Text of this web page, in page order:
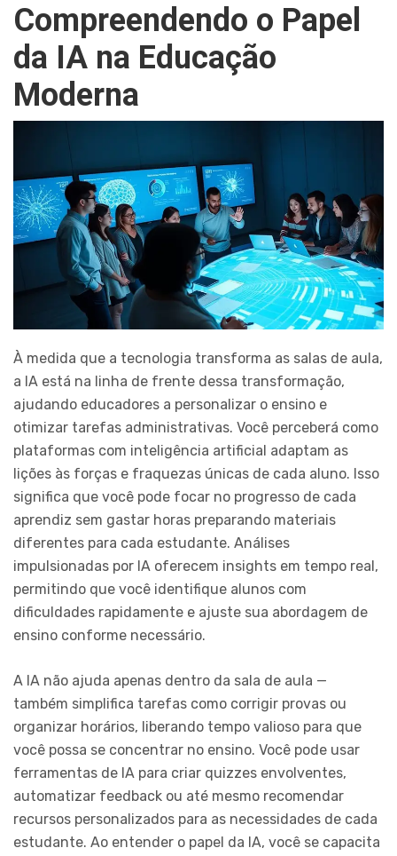
Compreendendo o Papel
da IA na Educação
Moderna
À medida que a tecnologia transforma as salas de aula,
a IA está na linha de frente dessa transformação,
ajudando educadores a personalizar o ensino e
otimizar tarefas administrativas. Você perceberá como
plataformas com inteligência artificial adaptam as
lições às forças e fraquezas únicas de cada aluno. Isso
significa que você pode focar no progresso de cada
aprendiz sem gastar horas preparando materiais
diferentes para cada estudante. Análises
impulsionadas por IA oferecem insights em tempo real,
permitindo que você identifique alunos com
dificuldades rapidamente e ajuste sua abordagem de
ensino conforme necessário.
A IA não ajuda apenas dentro da sala de aula —
também simplifica tarefas como corrigir provas ou
organizar horários, liberando tempo valioso para que
você possa se concentrar no ensino. Você pode usar
ferramentas de IA para criar quizzes envolventes,
automatizar feedback ou até mesmo recomendar
recursos personalizados para as necessidades de cada
estudante. Ao entender o papel da IA, você se capacita